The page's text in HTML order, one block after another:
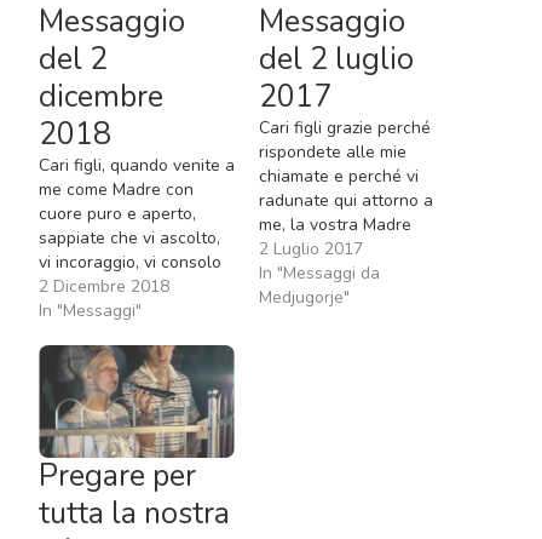
Messaggio
del 2
dicembre
2018
Cari figli, quando venite a
me come Madre con
cuore puro e aperto,
sappiate che vi ascolto,
vi incoraggio, vi consolo
e soprattutto intercedo
per voi presso mio Figlio.
fede forte ed esprimerla
nel modo giusto. Quello
che mio Figlio vi chiede è
una fede…
2 Dicembre 2018
In "Messaggi"
Messaggio
del 2 luglio
2017
Cari figli grazie perché
rispondete alle mie
chiamate e perché vi
radunate qui attorno a
me, la vostra Madre
Celeste. So che pensate
a me con amore e
speranza. Anch’io provo
2 Luglio 2017
In "Messaggi da
Medjugorje"
Pregare per
tutta la nostra